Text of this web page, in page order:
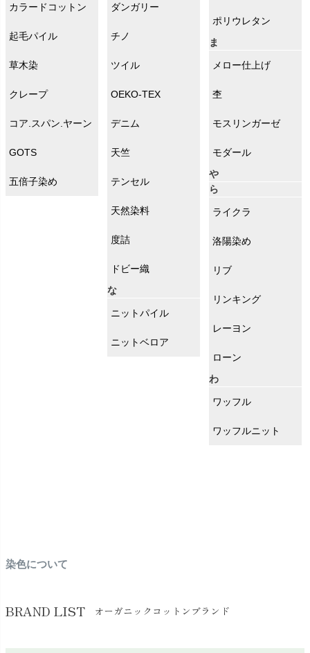
カラードコットン
起毛パイル
草木染
クレープ
コア.スパン.ヤーン
GOTS
五倍子染め
ダンガリー
チノ
ツイル
OEKO-TEX
デニム
天竺
テンセル
天然染料
度詰
ドビー織
な
ニットパイル
ニットベロア
ポリウレタン
ま
メロー仕上げ
杢
モスリンガーゼ
モダール
や
ら
ライクラ
洛陽染め
リブ
リンキング
レーヨン
ローン
わ
ワッフル
ワッフルニット
染色について
BRAND LIST オーガニックコットンブランド